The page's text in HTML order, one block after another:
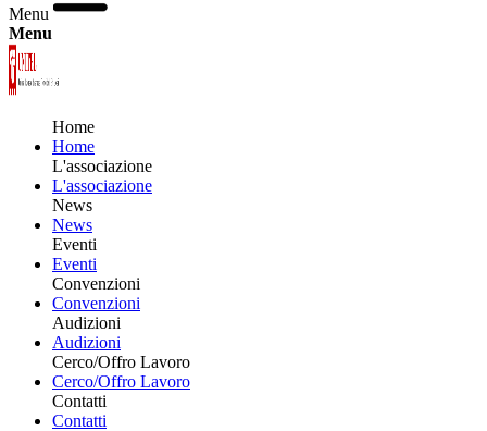
Menu
Menu
Home
Home
L'associazione
L'associazione
News
News
Eventi
Eventi
Convenzioni
Convenzioni
Audizioni
Audizioni
Cerco/Offro Lavoro
Cerco/Offro Lavoro
Contatti
Contatti